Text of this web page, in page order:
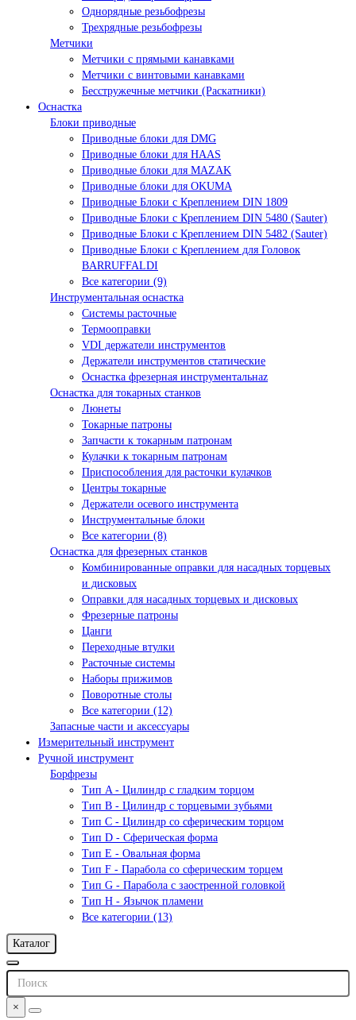
Однорядные резьбофрезы
Трехрядные резьбофрезы
Метчики
Метчики с прямыми канавками
Метчики с винтовыми канавками
Бесстружечные метчики (Раскатники)
Оснастка
Блоки приводные
Приводные блоки для DMG
Приводные блоки для HAAS
Приводные блоки для MAZAK
Приводные блоки для OKUMA
Приводные Блоки с Креплением DIN 1809
Приводные Блоки с Креплением DIN 5480 (Sauter)
Приводные Блоки с Креплением DIN 5482 (Sauter)
Приводные Блоки с Креплением для Головок
BARRUFFALDI
Все категории (9)
Инструментальная оснастка
Системы расточные
Термооправки
VDI держатели инструментов
Держатели инструментов статические
Оснастка фрезерная инструментальнаz
Оснастка для токарных станков
Люнеты
Токарные патроны
Запчасти к токарным патронам
Кулачки к токарным патронам
Приспособления для расточки кулачков
Центры токарные
Держатели осевого инструмента
Инструментальные блоки
Все категории (8)
Оснастка для фрезерных станков
Комбинированные оправки для насадных торцевых
и дисковых
Оправки для насадных торцевых и дисковых
Фрезерные патроны
Цанги
Переходные втулки
Расточные системы
Наборы прижимов
Поворотные столы
Все категории (12)
Запасные части и аксессуары
Измерительный инструмент
Ручной инструмент
Борфрезы
Тип A - Цилиндр с гладким торцом
Тип В - Цилиндр с торцевыми зубьями
Тип С - Цилиндр со сферическим торцом
Тип D - Сферическая форма
Тип Е - Овальная форма
Тип F - Парабола со сферическим торцем
Тип G - Парабола с заостренной головкой
Тип H - Язычок пламени
Все категории (13)
Каталог
×